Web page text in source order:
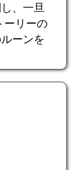
、一旦
ーリーの
ーンを